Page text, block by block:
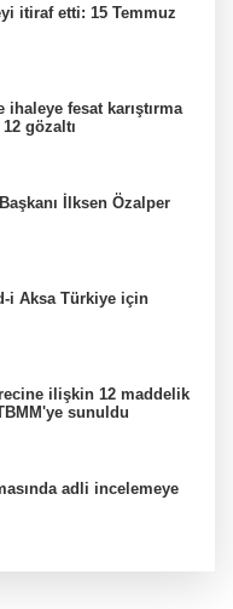
itiraf etti: 15 Temmuz
ihaleye fesat karıştırma
gözaltı
İlksen Özalper
i Aksa Türkiye için
ilişkin 12 maddelik
sunuldu
adli incelemeye